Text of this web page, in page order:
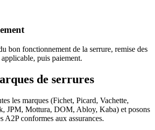
bon fonctionnement de la serrure, remise des
puis paiement.
de serrures
les marques (Fichet, Picard, Vachette,
JPM, Mottura, DOM, Abloy, Kaba) et posons
A2P conformes aux assurances.